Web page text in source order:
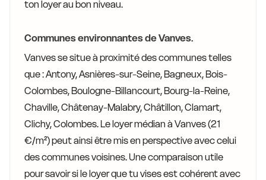
ton loyer au bon niveau.
Communes environnantes de Vanves.
Vanves se situe à proximité des communes telles
que : Antony, Asnières-sur-Seine, Bagneux, Bois-
Colombes, Boulogne-Billancourt, Bourg-la-Reine,
Chaville, Châtenay-Malabry, Châtillon, Clamart,
Clichy, Colombes. Le loyer médian à Vanves (21
€/m²) peut ainsi être mis en perspective avec celui
des communes voisines. Une comparaison utile
pour savoir si le loyer que tu vises est cohérent avec